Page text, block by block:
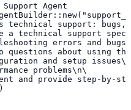
Support Agent
technical support:
a technical support
errors and
questions about using
and setup
problems\n\
and provide step-by-